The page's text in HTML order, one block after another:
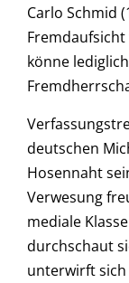
Carlo Schmid
könne
deutschen
Hosennaht
Verwesung
mediale
durchschaut
unterwirft sich